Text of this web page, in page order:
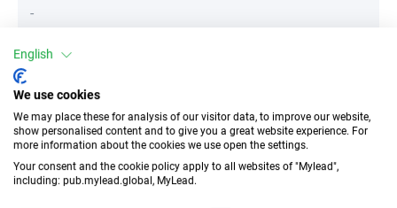
-
Attribute
||Geräte||
Mobile Geräte
Tablet
English
We use cookies
We may place these for analysis of our visitor data, to improve our website,
show personalised content and to give you a great website experience. For
more information about the cookies we use open the settings.
Your consent and the cookie policy apply to all websites of "Mylead",
including: pub.mylead.global, MyLead.